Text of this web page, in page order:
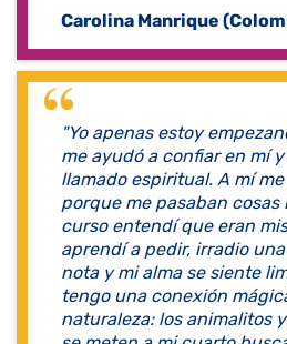
Carolina Manrique
​"Yo apenas estoy
me ayudó a confiar en mí
llamado espiritual. A mí
porque me pasaban cosas
curso entendí que eran
aprendí a pedir, irradio
nota y mi alma se siente
tengo una conexión
naturaleza: los animalitos